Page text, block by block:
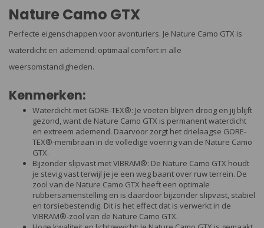
Nature Camo GTX
Perfecte eigenschappen voor avonturiers. Je Nature Camo GTX is
waterdicht en ademend: optimaal comfort in alle
weersomstandigheden.
Kenmerken:
Waterdicht met GORE-TEX®: Je voeten blijven droog en jij blijft
gezond, want de Nature Camo GTX is permanent waterdicht
en extreem ademend. Daarvoor zorgt het drielaagse GORE-
TEX®-membraan in de volledige voering van de Nature Camo
GTX.
Bijzonder slipvast met VIBRAM®: De Nature Camo GTX houdt
je stevig vast terwijl je je een weg baant over ruw terrein. De
zool van de Nature Camo GTX heeft een optimale
rubbersamenstelling en is daardoor bijzonder slipvast, stabiel
en torsiebestendig. Dit is het effect dat is verwerkt in de
VIBRAM®-zool van de Nature Camo GTX.